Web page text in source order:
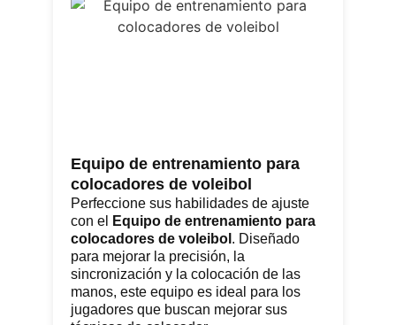
Equipo de entrenamiento para
colocadores de voleibol
Perfeccione sus habilidades de ajuste
con el
Equipo de entrenamiento para
colocadores de voleibol . Diseñado
para mejorar la precisión, la
sincronización y la colocación de las
manos, este equipo es ideal para los
jugadores que buscan mejorar sus